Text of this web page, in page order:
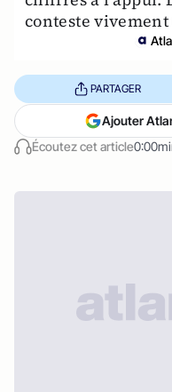
conteste
Écoutez cet article
PARTAGER
Ajouter